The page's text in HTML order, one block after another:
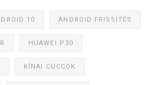
10 ANDROID FRISSÍTÉS
HUAWEI P30
KÍNAI CUCCOK